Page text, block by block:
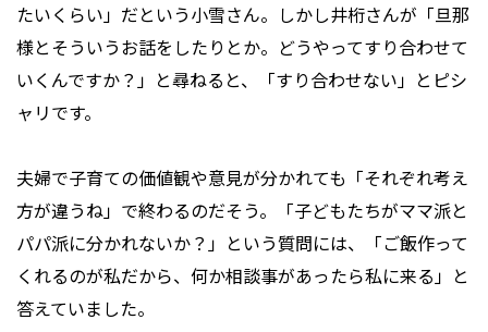
たいくらい」だという小雪さん。しかし井桁さんが「旦那
様とそういうお話をしたりとか。どうやってすり合わせて
いくんですか？」と尋ねると、「すり合わせない」とピシ
ャリです。
夫婦で子育ての価値観や意見が分かれても「それぞれ考え
方が違うね」で終わるのだそう。「子どもたちがママ派と
パパ派に分かれないか？」という質問には、「ご飯作って
くれるのが私だから、何か相談事があったら私に来る」と
答えていました。